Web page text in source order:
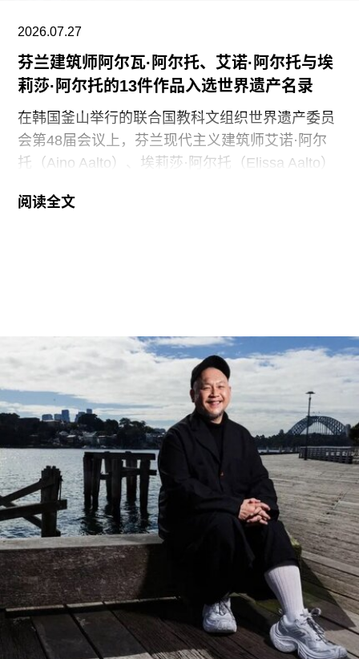
为。
2026.07.27
芬兰建筑师阿尔瓦·阿尔托、艾诺·阿尔托与埃
莉莎·阿尔托的13件作品入选世界遗产名录
在韩国釜山举行的联合国教科文组织世界遗产委员
会第48届会议上，芬兰现代主义建筑师艾诺·阿尔
托（Aino Aalto）、埃莉莎·阿尔托（Elissa Aalto）
列入世界遗产名录。这组统称为“阿尔托作品”
空间，涵盖住宅、公共、市政、社区及文化建筑。
根据联合国教科文组织的说明，这些作品展现了“以
人为本、因地制宜且富有同理心的设计理念，体现
了芬兰对现代建筑的重要贡献”。
入选项目中最早期的代表作之一是位于赫尔辛基的
“阿尔瓦·阿尔托之家”（Aalto House，1936），由
阿尔瓦·阿尔托与其妻子艾诺·阿尔托共同设计，作
为两人的私人住宅。在13项作品中，有5项位于芬
兰首都赫尔辛基，包括文化之家（House of
Culture，1958）活动中心，以及著名的芬兰大厅
（Finlandia Hall，1971），后者兼具会议中心与音
乐厅功能。
另一项重要作品是赛纳察洛市政厅（Säynätsalo
阅读全文